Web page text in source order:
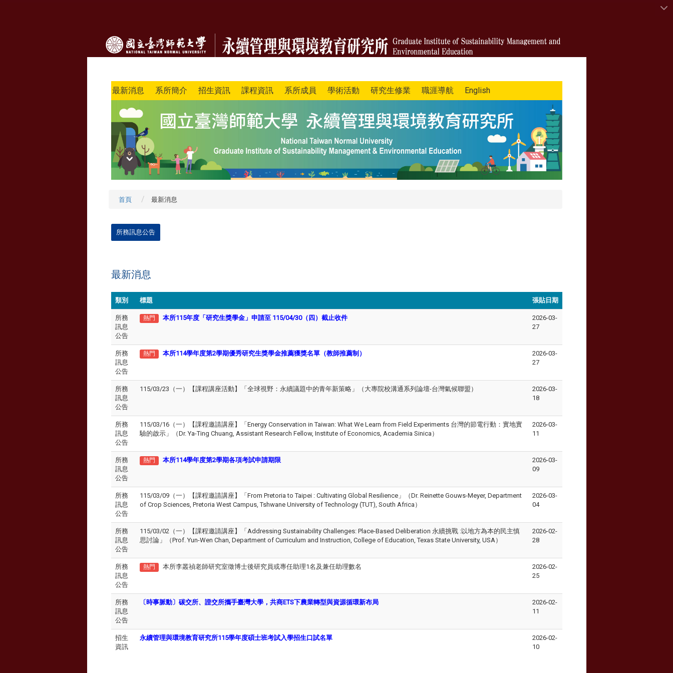
最新消息 系所簡介 招生資訊 課程資訊 系所成員 學術活動 研究生修業 職涯導航 English
首頁 最新消息
所務訊息公告
最新消息
類別 標題 張貼日期
所務
訊息
公告
熱門 本所115年度「研究生獎學金」申請至 115/04/30（四）截止收件
2026-03-
27
所務
訊息
公告
熱門 本所114學年度第2學期優秀研究生獎學金推薦獲獎名單（教師推薦制）
2026-03-
27
所務
訊息
公告
115/03/23（一）【課程講座活動】「全球視野：永續議題中的青年新策略」（大專院校溝通系列論壇-台灣氣候聯盟）
2026-03-
18
所務
訊息
公告
115/03/16（一）【課程邀請講座】「Energy Conservation in Taiwan: What We Learn from Field Experiments 台灣的節電行動：實地實
驗的啟示」（Dr. Ya-Ting Chuang, Assistant Research Fellow, Institute of Economics, Academia Sinica）
2026-03-
11
所務
訊息
公告
熱門 本所114學年度第2學期各項考試申請期限
2026-03-
09
所務
訊息
公告
115/03/09（一）【課程邀請講座】「From Pretoria to Taipei : Cultivating Global Resilience」（Dr. Reinette Gouws-Meyer, Department
of Crop Sciences, Pretoria West Campus, Tshwane University of Technology (TUT), South Africa）
2026-03-
04
所務
訊息
公告
115/03/02（一）【課程邀請講座】「Addressing Sustainability Challenges: Place-Based Deliberation 永續挑戰 :以地方為本的民主慎
思討論」（Prof. Yun-Wen Chan, Department of Curriculum and Instruction, College of Education, Texas State University, USA）
2026-02-
28
所務
訊息
公告
熱門 本所李叢禎老師研究室徵博士後研究員或專任助理1名及兼任助理數名
2026-02-
25
所務
訊息
公告
〔時事脈動〕碳交所、證交所攜手臺灣大學，共商ETS下農業轉型與資源循環新布局
2026-02-
11
招生
資訊
永續管理與環境教育研究所115學年度碩士班考試入學招生口試名單
2026-02-
10